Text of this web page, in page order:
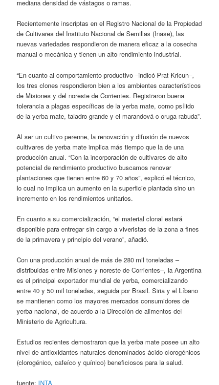
mediana densidad de vástagos o ramas.
Recientemente inscriptas en el Registro Nacional de la Propiedad
de Cultivares del Instituto Nacional de Semillas (Inase), las
nuevas variedades respondieron de manera eficaz a la cosecha
manual o mecánica y tienen un alto rendimiento industrial.
“En cuanto al comportamiento productivo –indicó Prat Kricun–,
los tres clones respondieron bien a los ambientes característicos
de Misiones y del noreste de Corrientes. Registraron buena
tolerancia a plagas específicas de la yerba mate, como psílido
de la yerba mate, taladro grande y el marandová o oruga rabuda”.
Al ser un cultivo perenne, la renovación y difusión de nuevos
cultivares de yerba mate implica más tiempo que la de una
producción anual. “Con la incorporación de cultivares de alto
potencial de rendimiento productivo buscamos renovar
plantaciones que tienen entre 60 y 70 años”, explicó el técnico,
lo cual no implica un aumento en la superficie plantada sino un
incremento en los rendimientos unitarios.
En cuanto a su comercialización, “el material clonal estará
disponible para entregar sin cargo a viveristas de la zona a fines
de la primavera y principio del verano”, añadió.
Con una producción anual de más de 280 mil toneladas –
distribuidas entre Misiones y noreste de Corrientes–, la Argentina
es el principal exportador mundial de yerba, comercializando
entre 40 y 50 mil toneladas, seguida por Brasil. Siria y el Líbano
se mantienen como los mayores mercados consumidores de
yerba nacional, de acuerdo a la Dirección de alimentos del
Ministerio de Agricultura.
Estudios recientes demostraron que la yerba mate posee un alto
nivel de antioxidantes naturales denominados ácido clorogénicos
(clorogénico, cafeíco y quínico) beneficiosos para la salud.
fuente: INTA